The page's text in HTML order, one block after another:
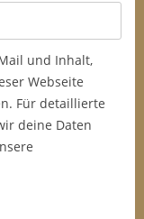
und Inhalt,
Webseite
Für detaillierte
deine Daten